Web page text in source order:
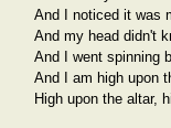
And I noticed it was
And my head didn't
And I went spinning
And I am high upon
High upon the altar,